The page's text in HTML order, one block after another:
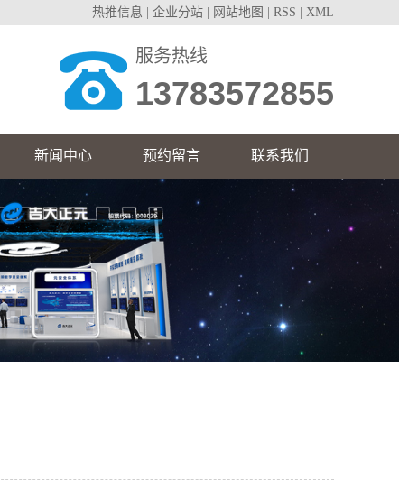
热推信息 企业分站 网站地图 RSS XML
服务热线
13783572855
新闻中心 预约留言 联系我们